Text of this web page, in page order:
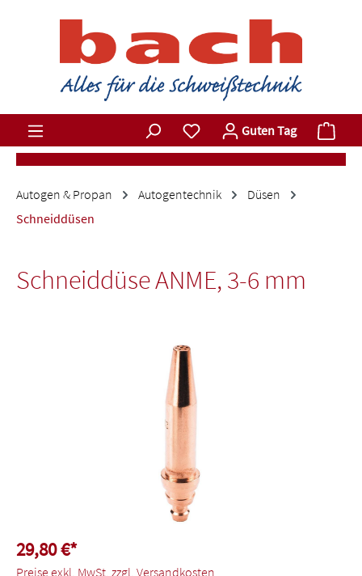
Zum Hauptinhalt springen
Du hast 0 Produkte auf dem
Guten Tag
Autogen & Propan Autogentechnik
Düsen
Schneiddüsen
Schneiddüse ANME, 3-6 mm
Bildergalerie überspringen
29,80 €*
Preise exkl. MwSt. zzgl. Versandkosten